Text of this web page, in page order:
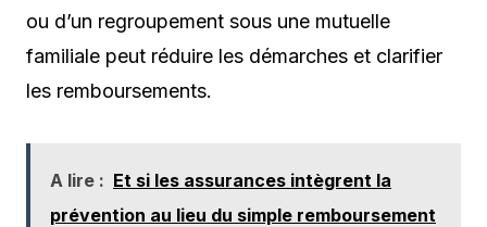
ou d’un regroupement sous une mutuelle
familiale peut réduire les démarches et clarifier
les remboursements.
A lire : Et si les assurances intègrent la
prévention au lieu du simple remboursement